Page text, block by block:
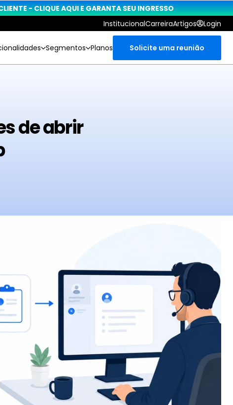
- CLIQUE AQUI E GARANTA SEU INGRESSO
InstitucionalCarreiraArtigos Login
Segmentos Planos Solicite uma reunião
de abrir